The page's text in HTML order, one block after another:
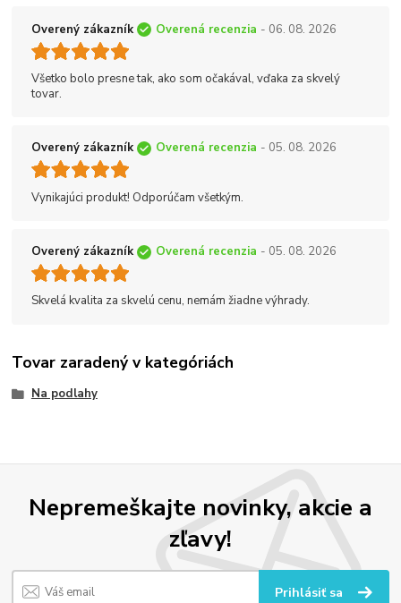
Overený zákazník Overená recenzia - 06. 08. 2026
Všetko bolo presne tak, ako som očakával, vďaka za skvelý
tovar.
Overený zákazník Overená recenzia - 05. 08. 2026
Vynikajúci produkt! Odporúčam všetkým.
Overený zákazník Overená recenzia - 05. 08. 2026
Skvelá kvalita za skvelú cenu, nemám žiadne výhrady.
Tovar zaradený v kategóriách
Na podlahy
Nepremeškajte novinky, akcie a
zľavy!
Prihlásiť sa